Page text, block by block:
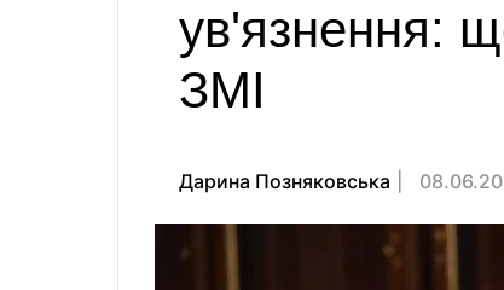
ув'язнення:
ЗМІ
Дарина Позняковська